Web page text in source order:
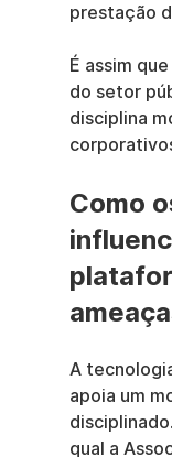
prestação
É assim
do setor
disciplina
Como
A
apoia um
qual a